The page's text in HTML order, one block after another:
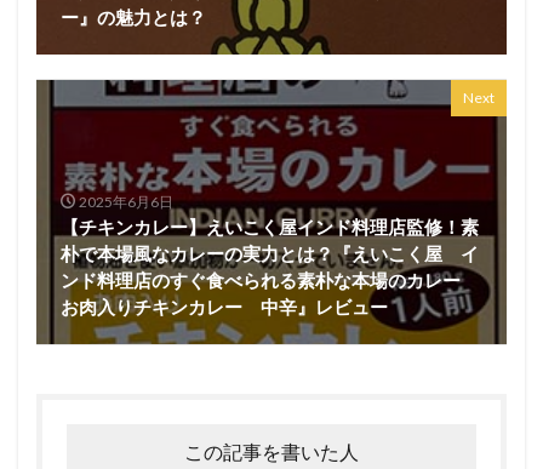
ー』の魅力とは？
Next
2025年6月6日
【チキンカレー】えいこく屋インド料理店監修！素
朴で本場風なカレーの実力とは？『えいこく屋 イ
ンド料理店のすぐ食べられる素朴な本場のカレー
お肉入りチキンカレー 中辛』レビュー
この記事を書いた人